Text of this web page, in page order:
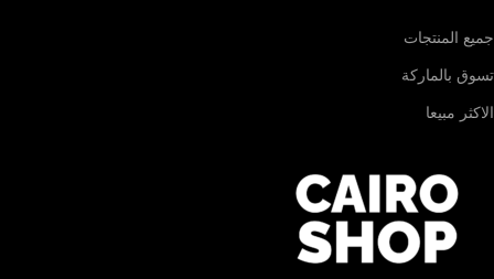
جميع المنتجات
تسوق بالماركة
الاكثر مبيعا